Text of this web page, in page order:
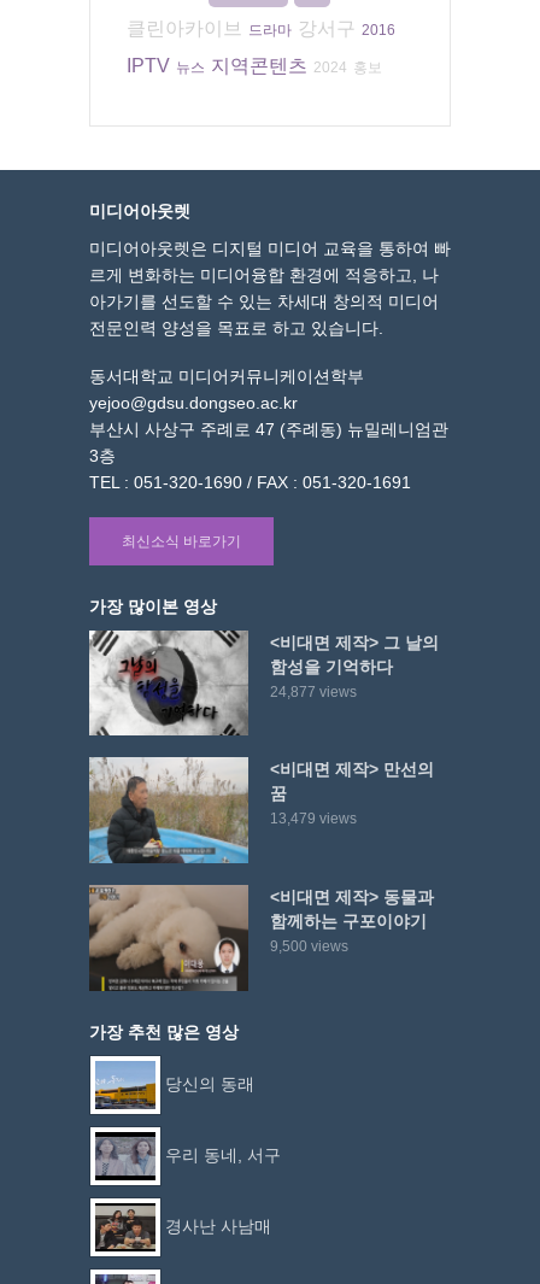
클린아카이브
드라마 강서구 2016
IPTV 뉴스 지역콘텐츠 2024 홍보
미디어아웃렛
미디어아웃렛은 디지털 미디어 교육을 통하여 빠
르게 변화하는 미디어융합 환경에 적응하고, 나
아가기를 선도할 수 있는 차세대 창의적 미디어
전문인력 양성을 목표로 하고 있습니다.
동서대학교 미디어커뮤니케이션학부
yejoo@gdsu.dongseo.ac.kr
부산시 사상구 주례로 47 (주례동) 뉴밀레니엄관
3층
TEL : 051-320-1690 / FAX : 051-320-1691
최신소식 바로가기
가장 많이본 영상
<비대면 제작> 그 날의
함성을 기억하다
24,877 views
<비대면 제작> 만선의
꿈
13,479 views
<비대면 제작> 동물과
함께하는 구포이야기
9,500 views
가장 추천 많은 영상
당신의 동래
우리 동네, 서구
경사난 사남매